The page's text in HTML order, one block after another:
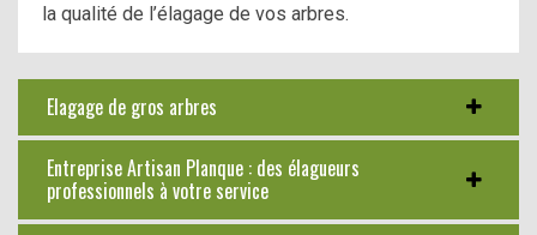
la qualité de l’élagage de vos arbres.
Elagage de gros arbres
Entreprise Artisan Planque : des élagueurs
professionnels à votre service